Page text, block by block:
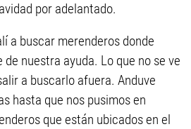
por adelantado.
a buscar merenderos donde
nuestra ayuda. Lo que no se ve
a buscarlo afuera. Anduve
hasta que nos pusimos en
que están ubicados en el